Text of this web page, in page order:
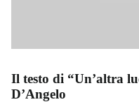
Il testo di “Un’altra
D’Angelo